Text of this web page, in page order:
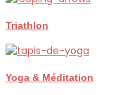
Triathlon
Yoga & Méditation